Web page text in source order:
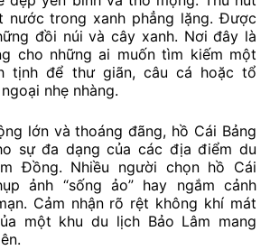
nước trong xanh phẳng lặng. Được
đồi núi và cây xanh. Nơi đây là
cho những ai muốn tìm kiếm một
tịnh để thư giãn, câu cá hoặc tổ
nhẹ nhàng.
lớn và thoáng đãng, hồ Cái Bảng
sự đa dạng của các địa điểm du
Đồng. Nhiều người chọn hồ Cái
ảnh “sống ảo” hay ngắm cảnh
Cảm nhận rõ rệt không khí mát
một khu du lịch Bảo Lâm mang